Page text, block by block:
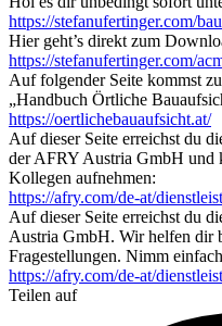
https://stefanufertinger.com/
Hier geht’s direkt zum
https://stefanufertinger.com/
Auf folgender Seite kommst
„Handbuch Örtliche
https://oertlichebauaufsicht.at/
Auf dieser Seite erreichst du
der AFRY Austria GmbH und
Kollegen aufnehmen:
https://afry.com/de-at/
Auf dieser Seite erreichst du
Austria GmbH. Wir helfen dir
Fragestellungen. Nimm
https://afry.com/de-at/
Teilen auf